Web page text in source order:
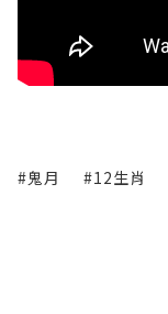
#鬼月 #12生肖